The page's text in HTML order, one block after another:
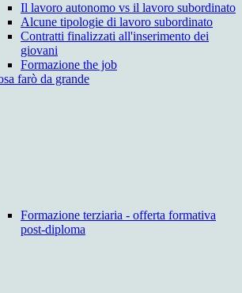
Il lavoro autonomo vs il lavoro subordinato
Alcune tipologie di lavoro subordinato
Contratti finalizzati all'inserimento dei
giovani
Formazione the job
farò da grande
Formazione terziaria - offerta formativa
post-diploma